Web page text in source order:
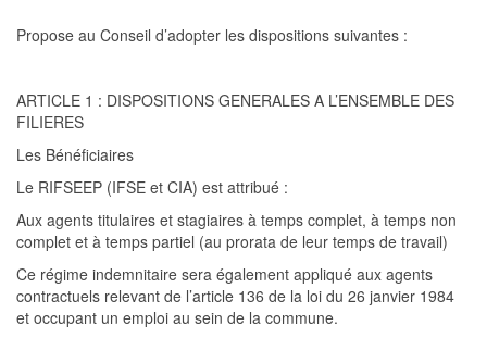
Propose au Conseil d’adopter les dispositions suivantes :
ARTICLE 1 : DISPOSITIONS GENERALES A L’ENSEMBLE DES
FILIERES
Les Bénéficiaires
Le RIFSEEP (IFSE et CIA) est attribué :
Aux agents titulaires et stagiaires à temps complet, à temps non
complet et à temps partiel (au prorata de leur temps de travail)
Ce régime indemnitaire sera également appliqué aux agents
contractuels relevant de l’article 136 de la loi du 26 janvier 1984
et occupant un emploi au sein de la commune.